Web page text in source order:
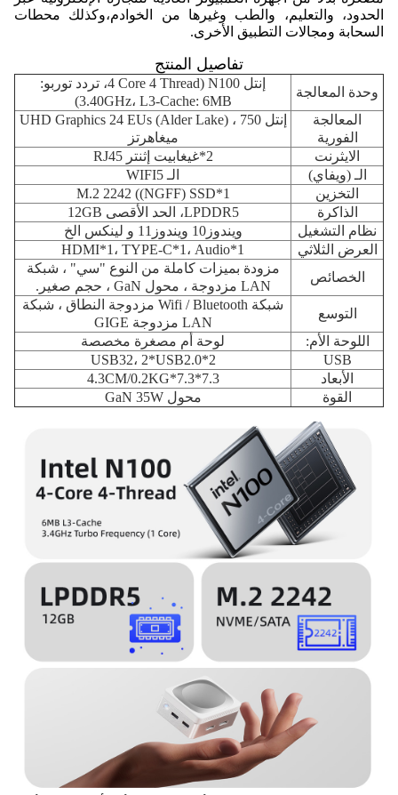
الحدود، والتعليم، والطب وغيرها من الخوادم،وكذلك محطات
السحابة ومجالات التطبيق الأخرى.
تفاصيل المنتج
وحدة المعالجة
إنتل N100 (4 Core 4 Thread، تردد توربو:
3.40GHz، L3-Cache: 6MB)
المعالجة
الفورية
إنتل UHD Graphics 24 EUs (Alder Lake) ، 750
ميغاهرتز
الايثرنت
2*غيغابيت إثنتر RJ45
الـ (ويفاي)
الـ WIFI5
التخزين
الذاكرة
LPDDR5، الحد الأقصى 12GB
نظام التشغيل
ويندوز10 ويندوز11 و لينكس الخ
العرض الثلاثي
HDMI*1، TYPE-C*1، Audio*1
الخصائص
مزودة بميزات كاملة من النوع "سي" ، شبكة
LAN مزدوجة ، محول GaN ، حجم صغير.
التوسع
شبكة Wifi / Bluetooth مزدوجة النطاق ، شبكة
LAN مزدوجة GIGE
اللوحة الأم:
لوحة أم مصغرة مخصصة
USB
2*USB32، 2*USB2.0
الأبعاد
7.3*7.3*4.3CM/0.2KG
القوة
محول GaN 35W